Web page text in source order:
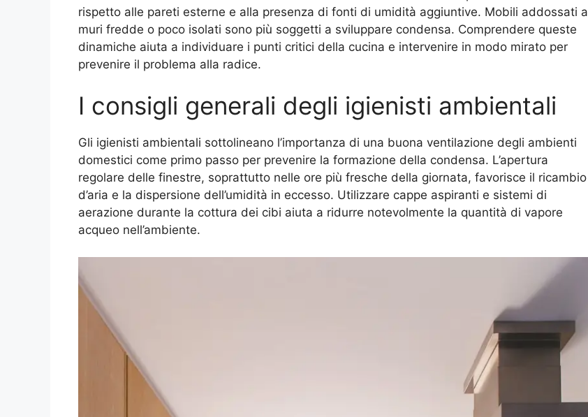
rispetto alle pareti esterne e alla presenza di fonti di umidità aggiuntive. Mobili addossati a
muri fredde o poco isolati sono più soggetti a sviluppare condensa. Comprendere queste
dinamiche aiuta a individuare i punti critici della cucina e intervenire in modo mirato per
prevenire il problema alla radice.
I consigli generali degli igienisti ambientali
Gli igienisti ambientali sottolineano l’importanza di una buona ventilazione degli ambienti
domestici come primo passo per prevenire la formazione della condensa. L’apertura
regolare delle finestre, soprattutto nelle ore più fresche della giornata, favorisce il ricambio
d’aria e la dispersione dell’umidità in eccesso. Utilizzare cappe aspiranti e sistemi di
aerazione durante la cottura dei cibi aiuta a ridurre notevolmente la quantità di vapore
acqueo nell’ambiente.